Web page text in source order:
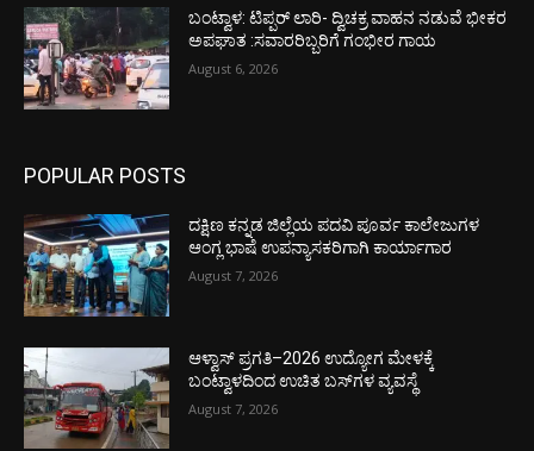
ಬಂಟ್ವಾಳ: ಟಿಪ್ಪರ್ ಲಾರಿ- ದ್ವಿಚಕ್ರ ವಾಹನ ನಡುವೆ ಭೀಕರ
ಅಪಘಾತ :ಸವಾರರಿಬ್ಬರಿಗೆ ಗಂಭೀರ ಗಾಯ
August 6, 2026
POPULAR POSTS
ದಕ್ಷಿಣ ಕನ್ನಡ ಜಿಲ್ಲೆಯ ಪದವಿ ಪೂರ್ವ ಕಾಲೇಜುಗಳ
ಆಂಗ್ಲ ಭಾಷೆ ಉಪನ್ಯಾಸಕರಿಗಾಗಿ ಕಾರ್ಯಾಗಾರ
August 7, 2026
ಆಳ್ವಾಸ್ ಪ್ರಗತಿ–2026 ಉದ್ಯೋಗ ಮೇಳಕ್ಕೆ
ಬಂಟ್ವಾಳದಿಂದ ಉಚಿತ ಬಸ್‌ಗಳ ವ್ಯವಸ್ಥೆ
August 7, 2026